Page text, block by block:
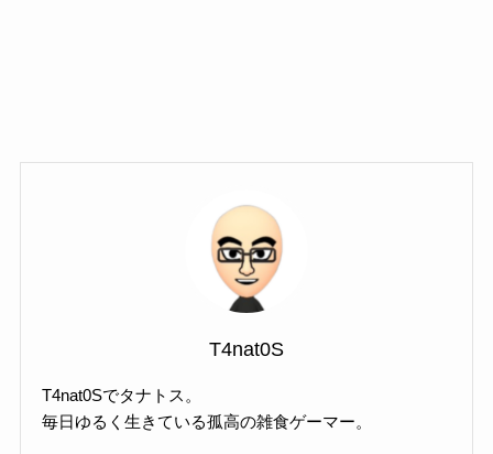
T4nat0S
T4nat0Sでタナトス。
毎日ゆるく生きている孤高の雑食ゲーマー。